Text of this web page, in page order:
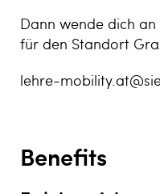
Dann wende dich
für den Standort
lehre-
Benefits